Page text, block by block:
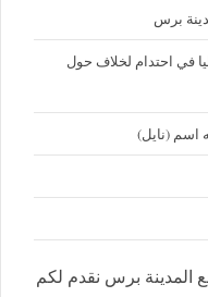
برس
في احتدام لخلاف حول
اسم (نايل)
المدينة برس نقدم لكم